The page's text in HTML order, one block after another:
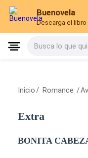
Buenovela
Descarga el libro
Busca lo que
Inicio / Romance /
Extra
BONITA